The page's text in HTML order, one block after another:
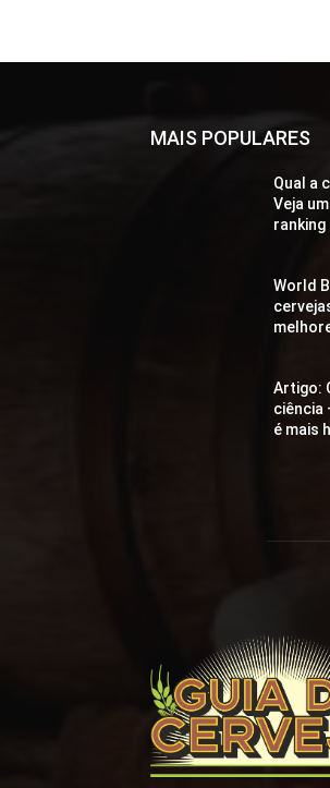
MAIS POPULARES
Qual a
Veja
ranking
World
Artigo:
ciência
é mais